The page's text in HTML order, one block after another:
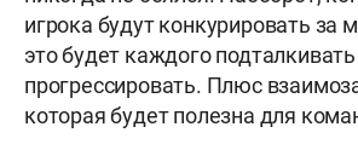
игрока будут конкурировать за
это будет каждого
прогрессировать. Плюс
которая будет полезна для